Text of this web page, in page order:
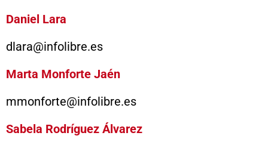
Daniel Lara
dlara@infolibre.es
Marta Monforte Jaén
mmonforte@infolibre.es
Sabela Rodríguez Álvarez